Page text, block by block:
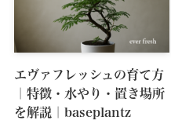
エヴァフレッシュの育て方
｜特徴・水やり・置き場所
を解説｜baseplantz